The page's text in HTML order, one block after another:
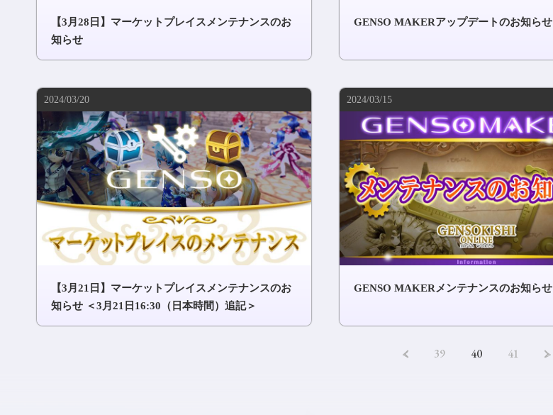
【3月28日】マーケットプレイスメンテナンスのお
知らせ
GENSO MAKERアップデートのお知らせ
2024/03/20
【3月21日】マーケットプレイスメンテナンスのお
知らせ ＜3月21日16:30（日本時間）追記＞
2024/03/15
GENSO MAKERメンテナンスのお知らせ
< 39 40 41 >